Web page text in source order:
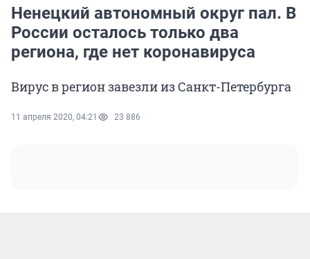
Ненецкий автономный округ пал. В
России осталось только два
региона, где нет коронавируса
Вирус в регион завезли из Санкт-Петербурга
11 апреля 2020, 04:21 23 886